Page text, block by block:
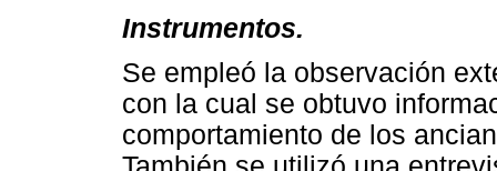
Instrumentos.
Se empleó la observación
con la cual se obtuvo
comportamiento de los